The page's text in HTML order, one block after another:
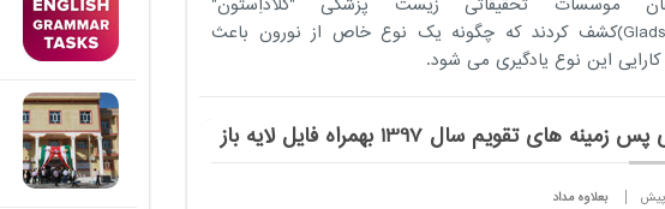
(Gladstone)کشف کردند که چگونه یک نوع خاص از نورون باعث
کارایی این نوع یادگیری می شود.
زمینه های تقویم سال 1397 بهمراه فایل لایه باز
بعلاوه مداد